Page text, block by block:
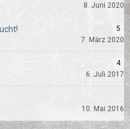
8. Juni 2020
5
7. März 2020
4
6. Juli 2017
10. Mai 2016